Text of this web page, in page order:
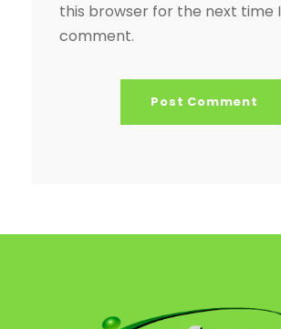
this browser for the next time I
comment.